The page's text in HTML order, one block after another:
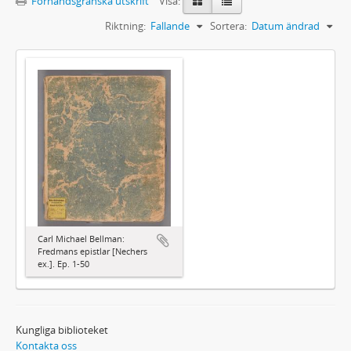
Sortera: Datum ändrad
Riktning: Fallande
Carl Michael Bellman:
Fredmans epistlar [Nechers
ex.]. Ep. 1-50
Kungliga biblioteket
Kontakta oss